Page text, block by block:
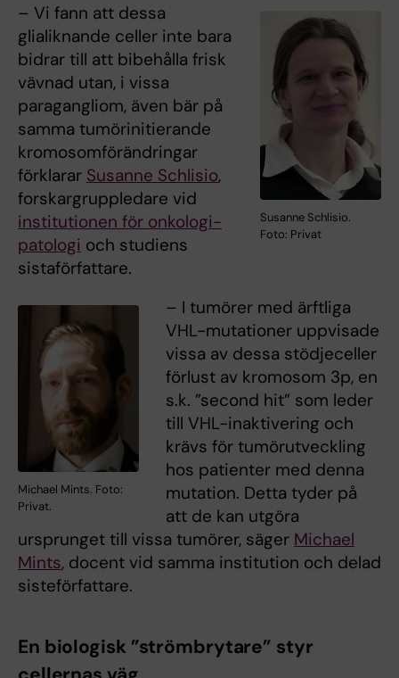
Susanne Schlisio.
Foto: Privat
– Vi fann att dessa
glialiknande celler inte bara
bidrar till att bibehålla frisk
vävnad utan, i vissa
paragangliom, även bär på
samma tumörinitierande
kromosomförändringar
förklarar Susanne Schlisio,
forskargruppledare vid
institutionen för onkologi-
patologi och studiens
sistaförfattare.
Michael Mints. Foto:
Privat.
– I tumörer med ärftliga
VHL-mutationer uppvisade
vissa av dessa stödjeceller
förlust av kromosom 3p, en
s.k. ”second hit” som leder
till VHL-inaktivering och
krävs för tumörutveckling
hos patienter med denna
mutation. Detta tyder på
att de kan utgöra
ursprunget till vissa tumörer, säger Michael
Mints, docent vid samma institution och delad
sisteförfattare.
En biologisk ”strömbrytare” styr